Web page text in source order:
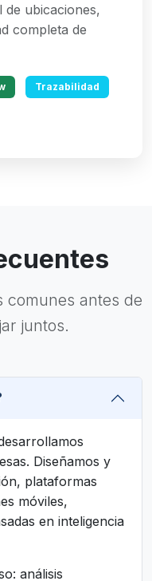
ubicaciones,
completa de
Trazabilidad
comunes antes de
juntos.
Diseñamos y
plataformas
móviles,
en inteligencia
análisis